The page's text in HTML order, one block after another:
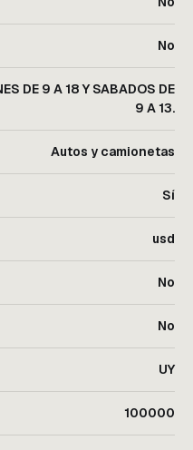
No
DE 9 A 18 Y SABADOS DE
9 A 13.
Autos y camionetas
Sí
usd
No
No
UY
100000